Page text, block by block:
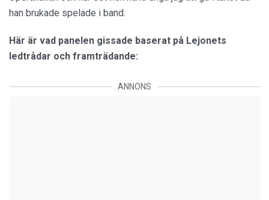
han brukade spelade i band.
Här är vad panelen gissade baserat på Lejonets
ledtrådar och framträdande:
ANNONS